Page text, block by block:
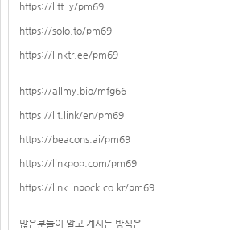
https://litt.ly/pm69
https://solo.to/pm69
https://linktr.ee/pm69
https://allmy.bio/mfg66
https://lit.link/en/pm69
https://beacons.ai/pm69
https://linkpop.com/pm69
https://link.inpock.co.kr/pm69
많은분들이 알고 계시는 방식은